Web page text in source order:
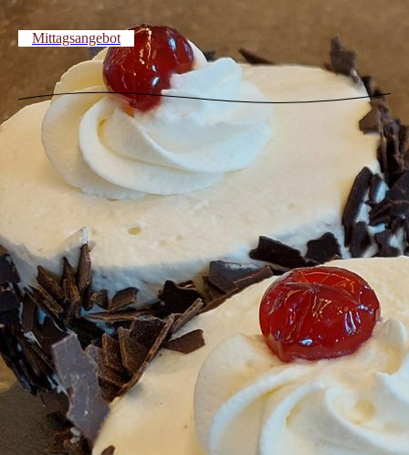
Mittagsangebot